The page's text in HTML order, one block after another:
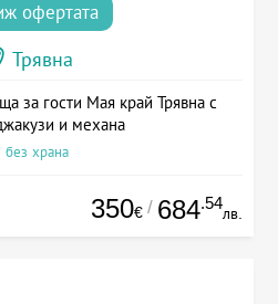
офертата
Трявна
за гости Мая край Трявна с
и механа
без храна
350€ / 684.54
лв.